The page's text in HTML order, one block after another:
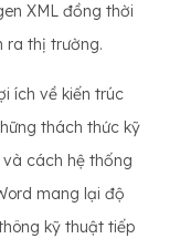
XML đồng thời
ra thị trường.
ích về kiến ​​trúc
thách thức kỹ
cách hệ thống
mang lại độ
kỹ thuật tiếp